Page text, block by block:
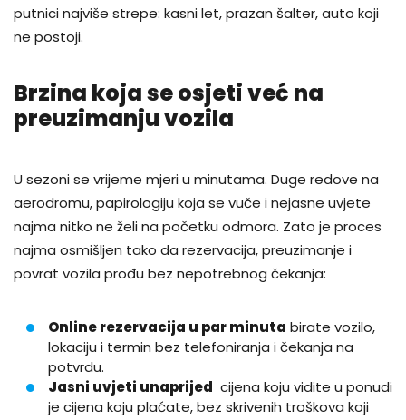
putnici najviše strepe: kasni let, prazan šalter, auto koji
ne postoji.
Brzina koja se osjeti već na
preuzimanju vozila
U sezoni se vrijeme mjeri u minutama. Duge redove na
aerodromu, papirologiju koja se vuče i nejasne uvjete
najma nitko ne želi na početku odmora. Zato je proces
najma osmišljen tako da rezervacija, preuzimanje i
povrat vozila prođu bez nepotrebnog čekanja:
Online rezervacija u par minuta birate vozilo,
lokaciju i termin bez telefoniranja i čekanja na
potvrdu.
Jasni uvjeti unaprijed cijena koju vidite u ponudi
je cijena koju plaćate, bez skrivenih troškova koji